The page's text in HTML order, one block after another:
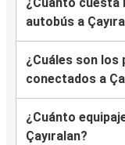
autobús a
¿Cuáles son
conectados a
¿Cuánto
Çayıralan?